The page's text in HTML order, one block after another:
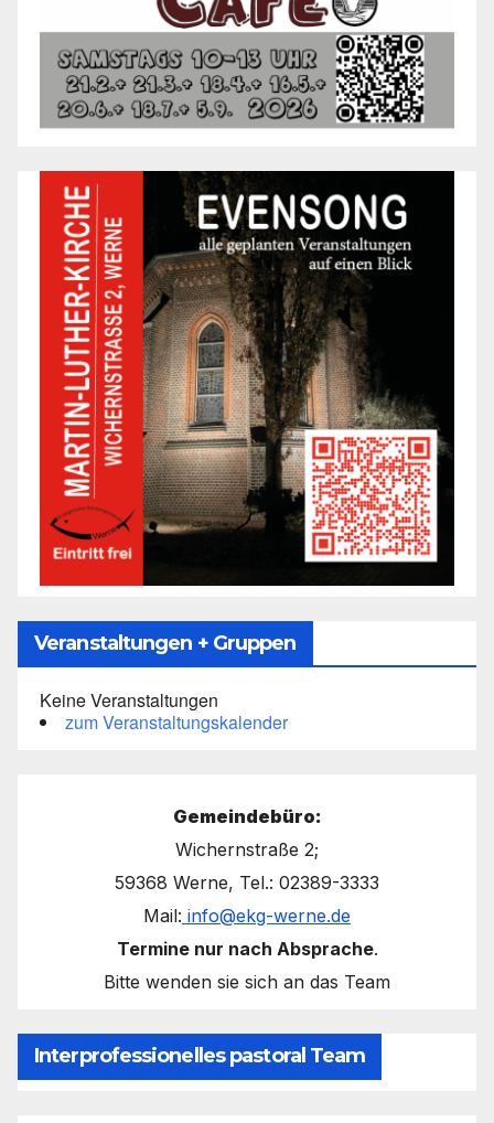
Veranstaltungen + Gruppen
Keine Veranstaltungen
zum Veranstaltungskalender
Gemeindebüro:
Wichernstraße 2;
59368 Werne, Tel.: 02389-3333
Mail: info@ekg-werne.de
Termine nur nach Absprache.
Bitte wenden sie sich an das Team
Interprofessionelles pastoral Team